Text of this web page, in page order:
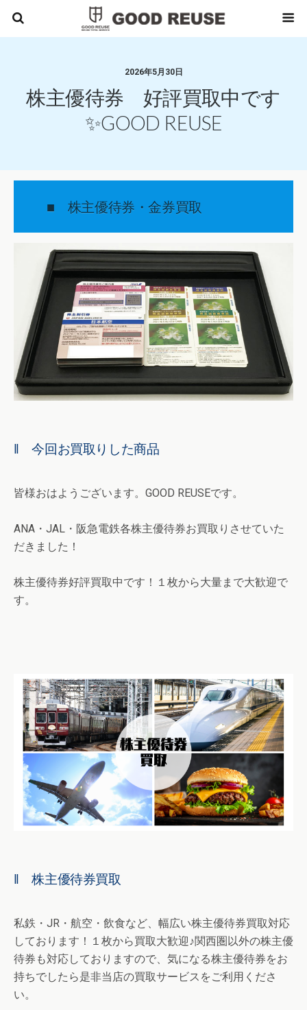
2026年5月30日
株主優待券 好評買取中です
✨GOOD REUSE
■ 株主優待券・金券買取
‖ 今回お買取りした商品
皆様おはようございます。GOOD REUSEです。
ANA・JAL・阪急電鉄各株主優待券お買取りさせていた
だきました！
株主優待券好評買取中です！１枚から大量まで大歓迎で
す。
‖ 株主優待券買取
私鉄・JR・航空・飲食など、幅広い株主優待券買取対応
しております！１枚から買取大歓迎♪関西圏以外の株主優
待券も対応しておりますので、気になる株主優待券をお
持ちでしたら是非当店の買取サービスをご利用くださ
い。